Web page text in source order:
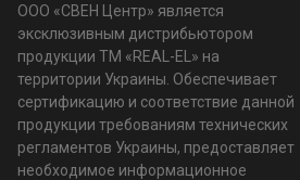
ООО «СВЕН Центр» является
эксклюзивным дистрибьютором
продукции ТМ «REAL-EL» на
территории Украины. Обеспечивает
сертификацию и соответствие данной
продукции требованиям технических
регламентов Украины, предоставляет
необходимое информационное